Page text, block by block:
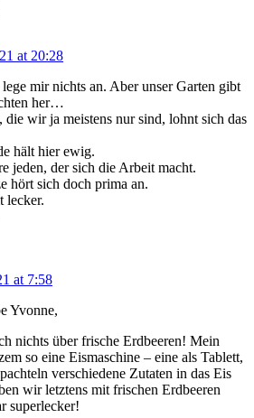
at 20:28
mir nichts an. Aber unser Garten gibt
her…
die wir ja meistens nur sind, lohnt sich das
hält hier ewig.
jeden, der sich die Arbeit macht.
hört sich doch prima an.
lecker.
at 7:58
Yvonne,
nichts über frische Erdbeeren! Mein
so eine Eismaschine – eine als Tablett,
verschiedene Zutaten in das Eis
wir letztens mit frischen Erdbeeren
superlecker!